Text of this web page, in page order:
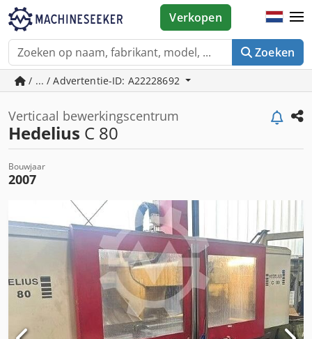
Zoeken
Verkopen
/ ... / Advertentie-ID: A22228692
Verticaal bewerkingscentrum
Hedelius C 80
Bouwjaar
2007